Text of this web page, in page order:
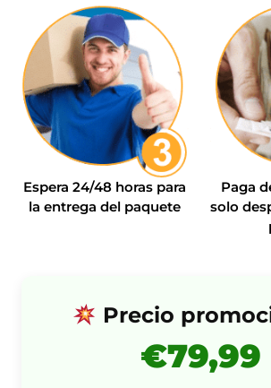
Espera 24/48 horas para
la entrega del paquete
Paga
solo
Precio
€79,99